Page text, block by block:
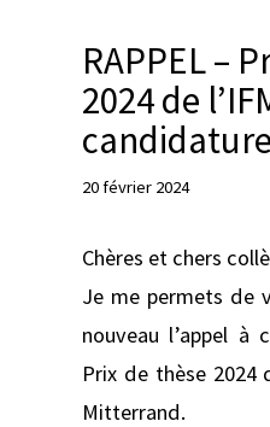
r
RAPPEL –
2024 de
20 février 2024
Chères et chers
Je me permets de
nouveau l’appel à
Prix de thèse 2024
Mitterrand.